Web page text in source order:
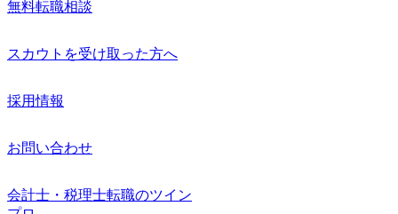
無料転職相談
スカウトを受け取った方へ
採用情報
お問い合わせ
会計士・税理士転職のツイン